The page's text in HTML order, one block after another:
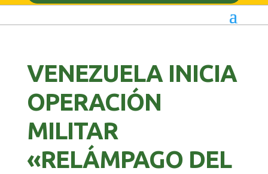
VENEZUELA INICIA
OPERACIÓN
MILITAR
«RELÁMPAGO DEL